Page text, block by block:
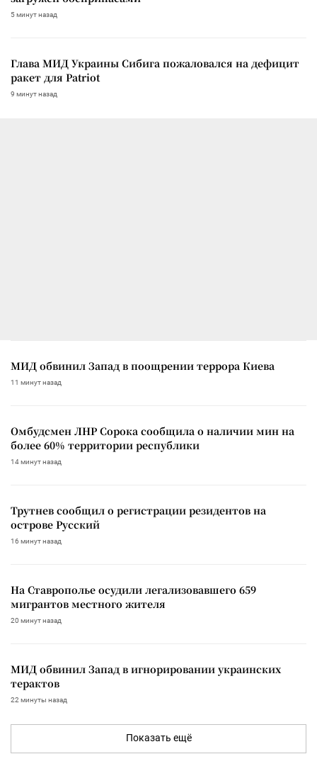
5 минут назад
Глава МИД Украины Сибига пожаловался на дефицит
ракет для Patriot
9 минут назад
МИД обвинил Запад в поощрении террора Киева
11 минут назад
Омбудсмен ЛНР Сорока сообщила о наличии мин на
более 60% территории республики
14 минут назад
Трутнев сообщил о регистрации резидентов на
острове Русский
16 минут назад
На Ставрополье осудили легализовавшего 659
мигрантов местного жителя
20 минут назад
МИД обвинил Запад в игнорировании украинских
терактов
22 минуты назад
Показать ещё